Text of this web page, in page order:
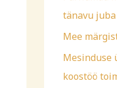
o
r
:
tänavu
Mee
Mesinduse
koostöö